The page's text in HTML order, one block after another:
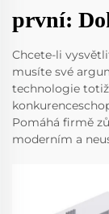
první:
Chcete-li
musíte své
technologie
Pomáhá firmě
moderním a